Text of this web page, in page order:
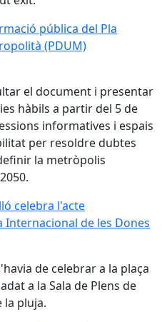
pública del Pla
pública del Pla
(PDUM)
el document i presentar
hàbils a partir del 5 de
informatives i espais
per resoldre dubtes
la metròpolis
celebra l'acte institucional
celebra l'acte
de les Dones
de celebrar a la plaça
a la Sala de Plens de
la pluja.